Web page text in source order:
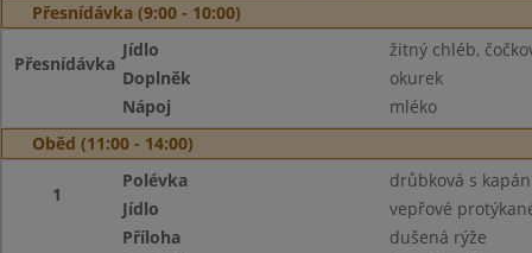
Přesnídávka (9:00 - 10:00)
Přesnídávka
Jídlo
žitný chléb,
Doplněk
okurek
Nápoj
mléko
Oběd (11:00 - 14:00)
1
Polévka
drůbková s
Jídlo
vepřové
Příloha
dušená rýže